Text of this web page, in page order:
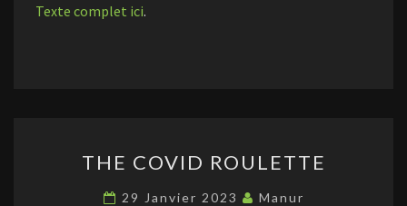
Texte complet ici.
COVID
ROULETTE
THE COVID ROULETTE
29 Janvier 2023 Manur